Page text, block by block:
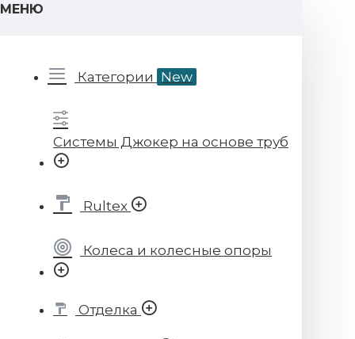
МЕНЮ
Категории New
Системы Джокер на основе труб
Rultex
Колеса и колесные опоры
Отделка